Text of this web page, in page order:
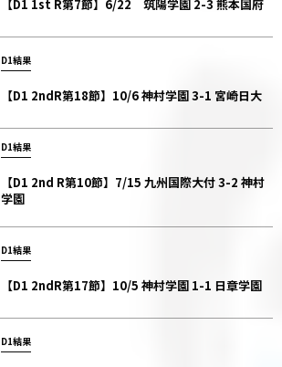
【D1 1st R第7節】6/22 筑陽学園 2-3 熊本国府
D1結果
【D1 2ndR第18節】10/6 神村学園 3-1 宮崎日大
D1結果
【D1 2nd R第10節】7/15 九州国際大付 3-2 神村
学園
D1結果
【D1 2ndR第17節】10/5 神村学園 1-1 日章学園
D1結果